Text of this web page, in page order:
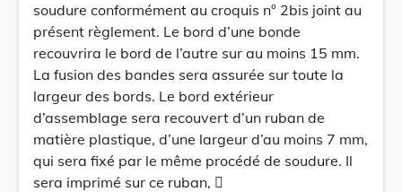
soudure conformément au croquis n° 2bis joint au
présent règlement. Le bord d’une bonde
recouvrira le bord de l’autre sur au moins 15 mm.
La fusion des bandes sera assurée sur toute la
largeur des bords. Le bord extérieur
d’assemblage sera recouvert d’un ruban de
matière plastique, d’une largeur d’au moins 7 mm,
qui sera fixé par le même procédé de soudure. Il
sera imprimé sur ce ruban, 